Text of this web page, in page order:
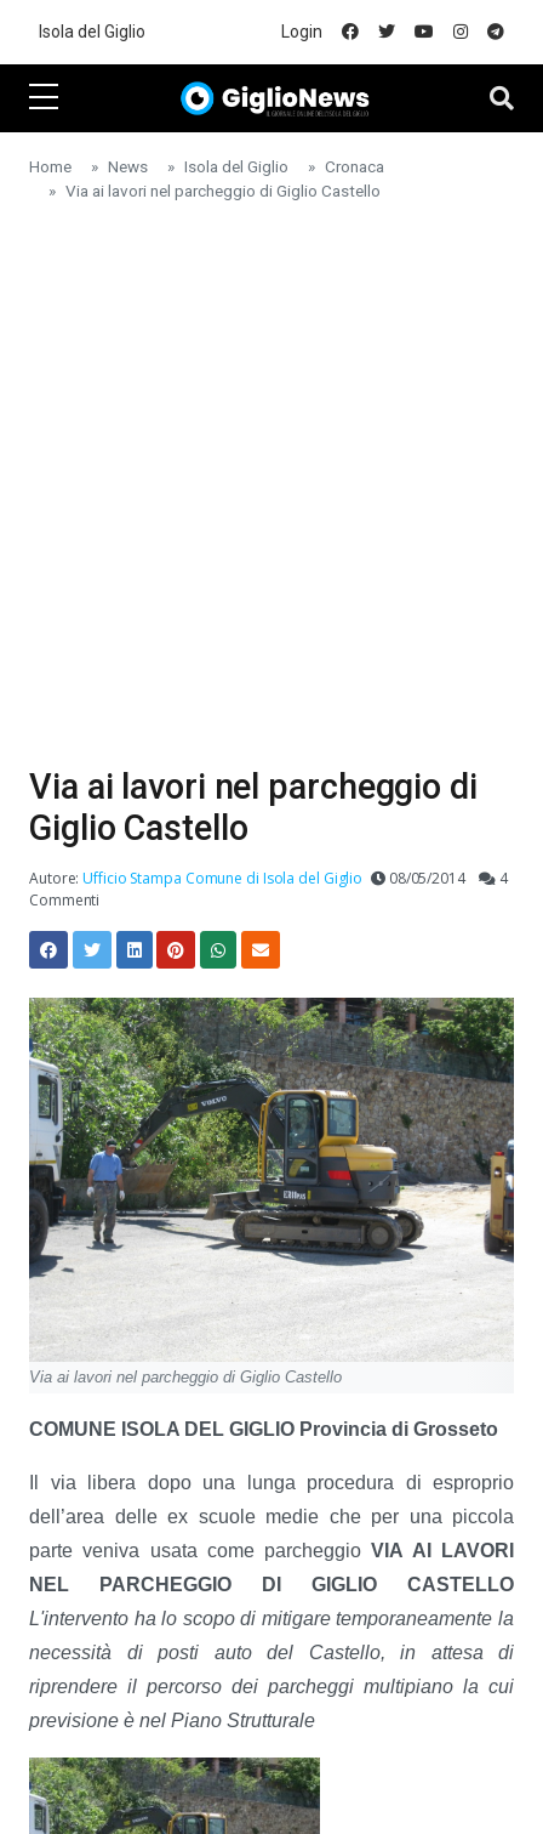
Isola del Giglio Login
Home News Isola del Giglio
Cronaca
Via ai lavori nel parcheggio di Giglio Castello
Via ai lavori nel parcheggio di
Giglio Castello
Autore:Ufficio Stampa Comune di Isola del Giglio 08/05/2014
4
Commenti
Via ai lavori nel parcheggio di Giglio Castello
COMUNE ISOLA DEL GIGLIO Provincia di Grosseto
Il via libera dopo una lunga procedura di esproprio
dell’area delle ex scuole medie che per una piccola
parte veniva usata come parcheggioVIA AI LAVORI
NEL PARCHEGGIO DI GIGLIO CASTELLO
L'intervento ha lo scopo di mitigare temporaneamente la
necessità di posti auto del Castello, in attesa di
riprendere il percorso dei parcheggi multipiano la cui
previsione è nel Piano Strutturale